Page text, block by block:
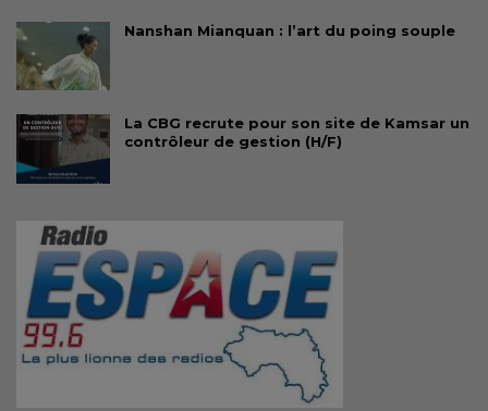
Nanshan Mianquan : l’art du poing souple
La CBG recrute pour son site de Kamsar un
contrôleur de gestion (H/F)